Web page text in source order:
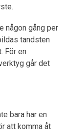
någon gång per
tandsten
För en
går det
bara har en
att komma åt